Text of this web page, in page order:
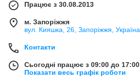
Працює з 30.08.2013
м. Запоріжжя
вул. Кияшка, 26, Запоріжжя, Україна
Контакти
Сьогодні працює з 09:00 до 17:00
Показати весь графік роботи